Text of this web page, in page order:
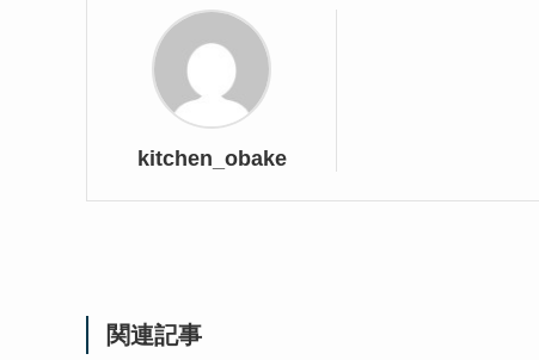
kitchen_obake
関連記事